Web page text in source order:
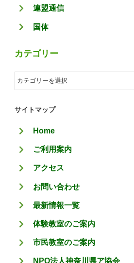
連盟通信
国体
カテゴリー
カ
テ
ゴ
ー
サイトマップ
Home
ご利用案内
アクセス
お問い合わせ
最新情報一覧
体験教室のご案内
市民教室のご案内
NPO法人神奈川県ア協会